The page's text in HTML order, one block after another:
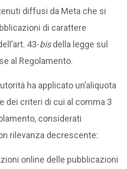
diffusi da Meta che si
di carattere
43-bisdella legge sul
al Regolamento.
ha applicato un’aliquota
dei criteri di cui al comma 3
considerati
rilevanza decrescente:
online delle pubblicazioni